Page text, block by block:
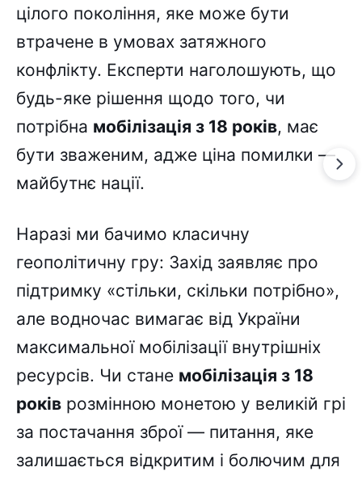
цілого покоління, яке може бути
втрачене в умовах затяжного
конфлікту. Експерти наголошують, що
будь-яке рішення щодо того, чи
потрібна мобілізація з 18 років, має
бути зваженим, адже ціна помилки —
майбутнє нації.
Наразі ми бачимо класичну
геополітичну гру: Захід заявляє про
підтримку «стільки, скільки потрібно»,
але водночас вимагає від України
максимальної мобілізації внутрішніх
ресурсів. Чи стане мобілізація з 18
років розмінною монетою у великій грі
за постачання зброї — питання, яке
залишається відкритим і болючим для